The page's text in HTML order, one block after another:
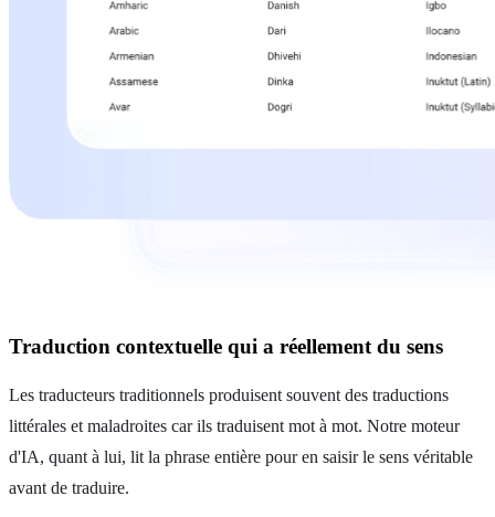
Traduction contextuelle qui a réellement du sens
Les traducteurs traditionnels produisent souvent des traductions
littérales et maladroites car ils traduisent mot à mot. Notre moteur
d'IA, quant à lui, lit la phrase entière pour en saisir le sens véritable
avant de traduire.